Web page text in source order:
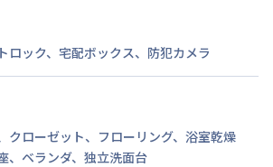
ロック、 宅配ボックス、 防犯カメラ
クローゼット、 フローリング、 浴室乾燥
、 ベランダ、 独立洗面台